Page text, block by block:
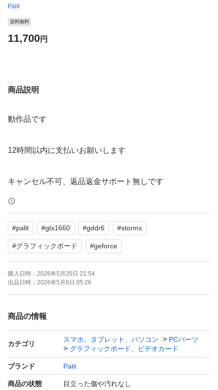
Palit
送料無料
11,700円
商品説明
動作品です
12時間以内に支払いお願いします
キャンセル不可、返品返金サポート無しです
#palit #gtx1660 #gddr6 #stormx
#グラフィックボード #geforce
購入日時： 2026年5月20日 21:54
出品日時： 2026年5月6日 05:26
商品の情報
カテゴリ
スマホ、タブレット、パソコン
PCパーツ
グラフィックボード、ビデオカード
ブランド Palit
商品の状態 目立った傷や汚れなし